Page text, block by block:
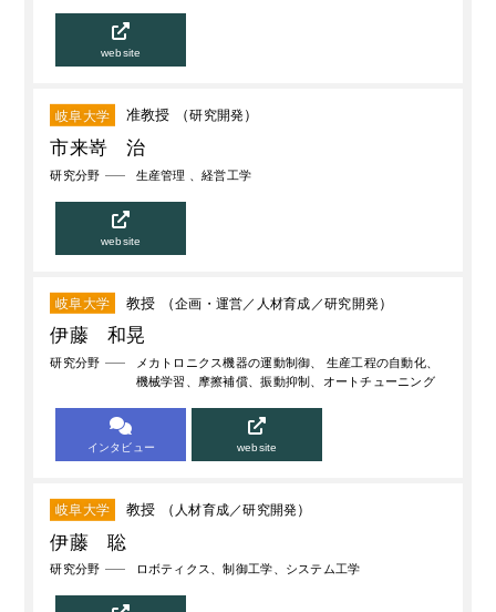
website
岐阜大学 准教授 （研究開発）
市来嵜 治
研究分野 生産管理 、経営工学
website
岐阜大学 教授 （企画・運営 人材育成 研究開発）
伊藤 和晃
研究分野
メカトロニクス機器の運動制御、 生産工程の自動化、
機械学習、摩擦補償、振動抑制、オートチューニング
インタビュー website
岐阜大学 教授 （ 人材育成 研究開発）
伊藤 聡
研究分野 ロボティクス、制御工学、システム工学